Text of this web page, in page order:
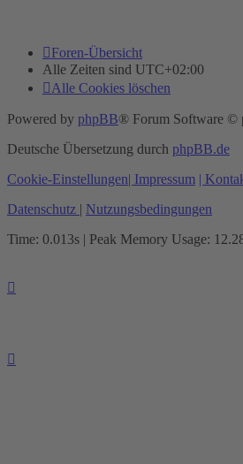
Foren-Übersicht
Alle Zeiten sind UTC+02:00
Alle Cookies löschen
Powered by phpBB® Forum Software ©
Deutsche Übersetzung durch phpBB.de
Cookie-Einstellungen| Impressum |
Datenschutz | Nutzungsbedingungen
Time: 0.013s | Peak Memory Usage: